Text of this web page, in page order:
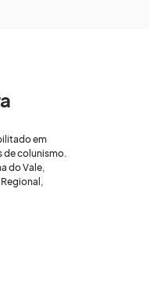
em
de colunismo.
do Vale,